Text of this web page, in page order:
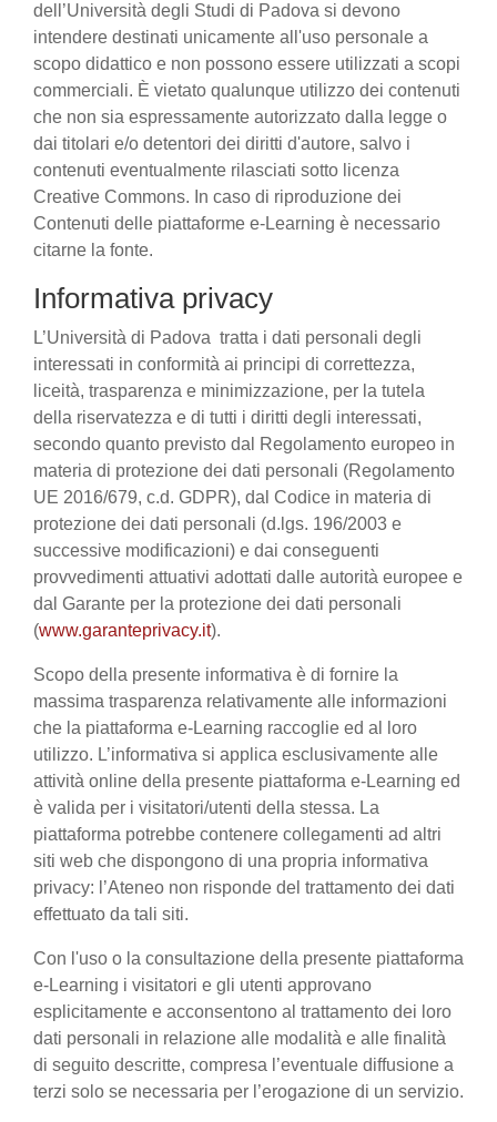
dell’Università degli Studi di Padova si devono
intendere destinati unicamente all'uso personale a
scopo didattico e non possono essere utilizzati a scopi
commerciali. È vietato qualunque utilizzo dei contenuti
che non sia espressamente autorizzato dalla legge o
dai titolari e/o detentori dei diritti d'autore, salvo i
contenuti eventualmente rilasciati sotto licenza
Creative Commons. In caso di riproduzione dei
Contenuti delle piattaforme e-Learning è necessario
citarne la fonte.
Informativa privacy
L’Università di Padova tratta i dati personali degli
interessati in conformità ai principi di correttezza,
liceità, trasparenza e minimizzazione, per la tutela
della riservatezza e di tutti i diritti degli interessati,
secondo quanto previsto dal Regolamento europeo in
materia di protezione dei dati personali (Regolamento
UE 2016/679, c.d. GDPR), dal Codice in materia di
protezione dei dati personali (d.lgs. 196/2003 e
successive modificazioni) e dai conseguenti
provvedimenti attuativi adottati dalle autorità europee e
dal Garante per la protezione dei dati personali
(www.garanteprivacy.it).
Scopo della presente informativa è di fornire la
massima trasparenza relativamente alle informazioni
che la piattaforma e-Learning raccoglie ed al loro
utilizzo. L’informativa si applica esclusivamente alle
attività online della presente piattaforma e-Learning ed
è valida per i visitatori/utenti della stessa. La
piattaforma potrebbe contenere collegamenti ad altri
siti web che dispongono di una propria informativa
privacy: l’Ateneo non risponde del trattamento dei dati
effettuato da tali siti.
Con l'uso o la consultazione della presente piattaforma
e-Learning i visitatori e gli utenti approvano
esplicitamente e acconsentono al trattamento dei loro
dati personali in relazione alle modalità e alle finalità
di seguito descritte, compresa l’eventuale diffusione a
terzi solo se necessaria per l’erogazione di un servizio.